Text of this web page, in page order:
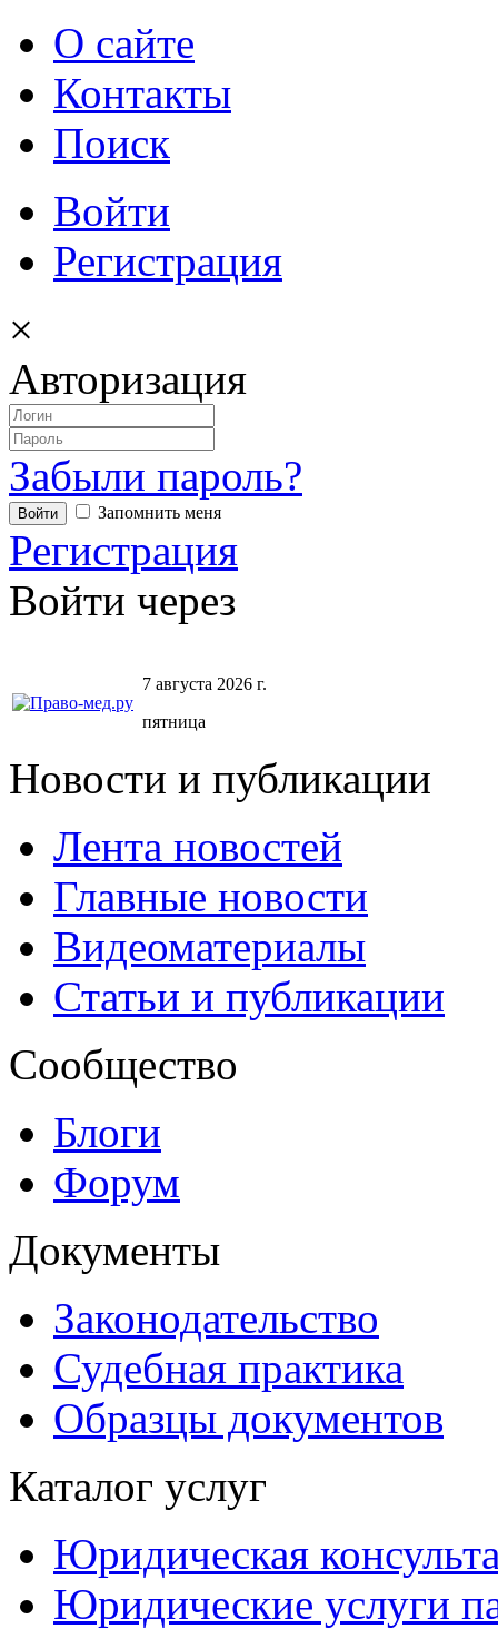
О сайте
Контакты
Поиск
Войти
Регистрация
×
Авторизация
Забыли пароль?
Запомнить меня
Регистрация
Войти через
7 августа 2026 г.
пятница
Новости и публикации
Лента новостей
Главные новости
Видеоматериалы
Статьи и публикации
Сообщество
Блоги
Форум
Документы
Законодательство
Судебная практика
Образцы документов
Каталог услуг
Юридическая
Юридические услуги